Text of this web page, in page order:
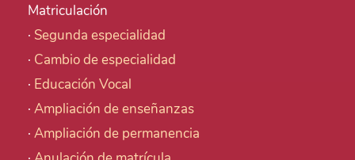
Matriculación
· Segunda especialidad
· Cambio de especialidad
· Educación Vocal
· Ampliación de enseñanzas
· Ampliación de permanencia